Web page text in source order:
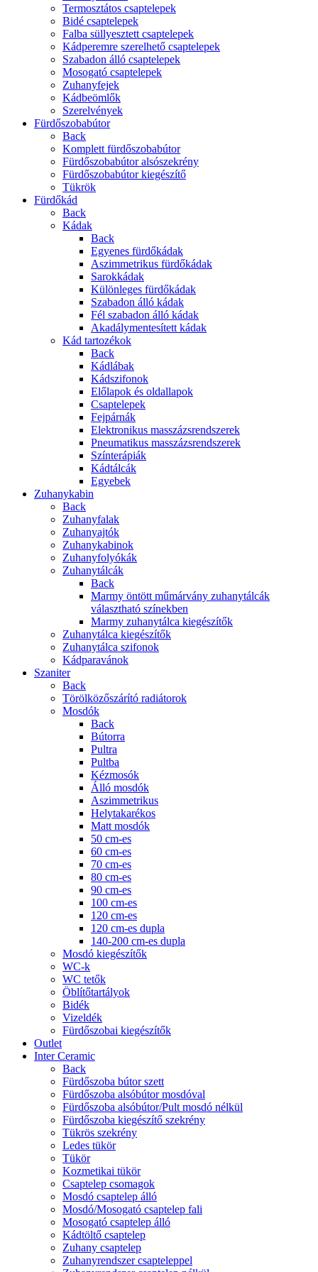
Termosztátos csaptelepek
Bidé csaptelepek
Falba süllyesztett csaptelepek
Kádperemre szerelhető csaptelepek
Szabadon álló csaptelepek
Mosogató csaptelepek
Zuhanyfejek
Kádbeömlők
Szerelvények
Fürdőszobabútor
Back
Komplett fürdőszobabútor
Fürdőszobabútor alsószekrény
Fürdőszobabútor kiegészítő
Tükrök
Fürdőkád
Back
Kádak
Back
Egyenes fürdőkádak
Aszimmetrikus fürdőkádak
Sarokkádak
Különleges fürdőkádak
Szabadon álló kádak
Fél szabadon álló kádak
Akadálymentesített kádak
Kád tartozékok
Back
Kádlábak
Kádszifonok
Előlapok és oldallapok
Csaptelepek
Fejpárnák
Elektronikus masszázsrendszerek
Pneumatikus masszázsrendszerek
Színterápiák
Kádtálcák
Egyebek
Zuhanykabin
Back
Zuhanyfalak
Zuhanyajtók
Zuhanykabinok
Zuhanyfolyókák
Zuhanytálcák
Back
Marmy öntött műmárvány zuhanytálcák
választható színekben
Marmy zuhanytálca kiegészítők
Zuhanytálca kiegészítők
Zuhanytálca szifonok
Kádparavánok
Szaniter
Back
Törölközőszárító radiátorok
Mosdók
Back
Bútorra
Pultra
Pultba
Kézmosók
Álló mosdók
Aszimmetrikus
Helytakarékos
Matt mosdók
50 cm-es
60 cm-es
70 cm-es
80 cm-es
90 cm-es
100 cm-es
120 cm-es
120 cm-es dupla
140-200 cm-es dupla
Mosdó kiegészítők
WC-k
WC tetők
Öblítőtartályok
Bidék
Vizeldék
Fürdőszobai kiegészítők
Outlet
Inter Ceramic
Back
Fürdőszoba bútor szett
Fürdőszoba alsóbútor mosdóval
Fürdőszoba alsóbútor/Pult mosdó nélkül
Fürdőszoba kiegészítő szekrény
Tükrös szekrény
Ledes tükör
Tükör
Kozmetikai tükör
Csaptelep csomagok
Mosdó csaptelep álló
Mosdó/Mosogató csaptelep fali
Mosogató csaptelep álló
Kádtöltő csaptelep
Zuhany csaptelep
Zuhanyrendszer csapteleppel